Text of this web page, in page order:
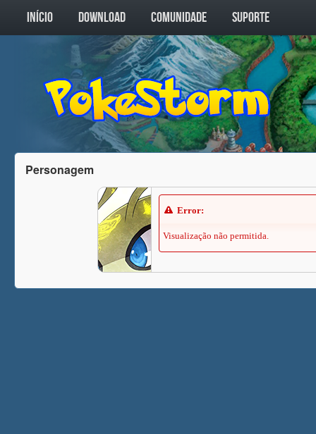
INÍCIO DOWNLOAD COMUNIDADE SUPORTE
Personagem
Error:
Visualização não permitida.